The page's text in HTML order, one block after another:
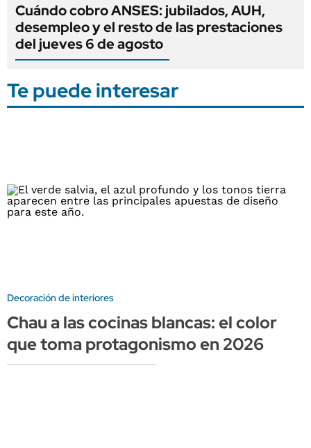
Cuándo cobro ANSES: jubilados, AUH,
desempleo y el resto de las prestaciones
del jueves 6 de agosto
Te puede interesar
Decoración de interiores
Chau a las cocinas blancas: el color
que toma protagonismo en 2026